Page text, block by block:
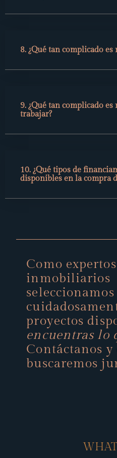
8. ¿Qué tan complicado
9. ¿Qué tan complicado
trabajar?
10. ¿Qué tipos de
disponibles en la compra
Como expertos
inmobiliarios
seleccionamos
proyectos
encuentras lo
Contáctanos
buscaremos